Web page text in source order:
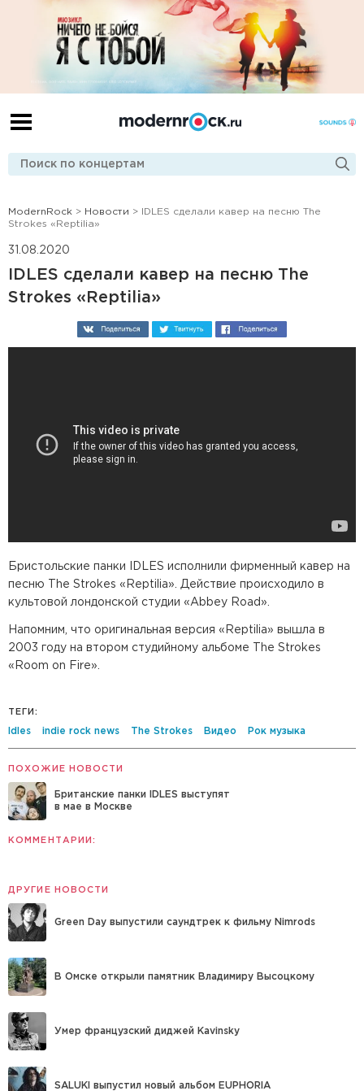
ModernRock > Новости > ​​IDLES сделали кавер на песню The
Strokes «Reptilia»
31.08.2020
​​IDLES сделали кавер на песню The
Strokes «Reptilia»
Бристольские панки ​​IDLES исполнили фирменный кавер на
песню The Strokes «Reptilia». Действие происходило в
культовой лондонской студии «Abbey Road».
Напомним, что оригинальная версия «Reptilia» вышла в
2003 году на втором студийному альбоме The Strokes
«Room on Fire».
ТЕГИ:
Idles indie rock news The Strokes Видео Рок музыка
ПОХОЖИЕ НОВОСТИ
Британские панки IDLES выступят
в мае в Москве
КОММЕНТАРИИ:
ДРУГИЕ НОВОСТИ
Green Day выпустили саундтрек к фильму Nimrods
В Омске открыли памятник Владимиру Высоцкому
Умер французский диджей Kavinsky
SALUKI выпустил новый альбом EUPHORIA